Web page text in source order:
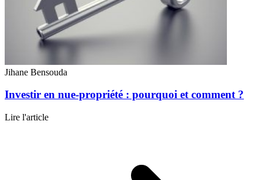
Jihane Bensouda
Investir en nue-propriété : pourquoi et comment ?
Lire l'article